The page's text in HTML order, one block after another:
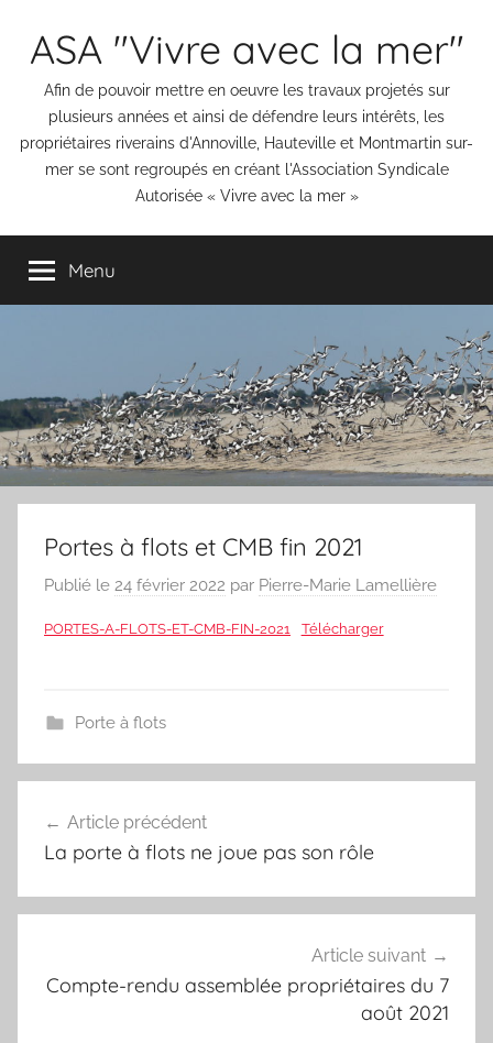
ASA "Vivre avec la mer"
Afin de pouvoir mettre en oeuvre les travaux projetés sur
plusieurs années et ainsi de défendre leurs intérêts, les
propriétaires riverains d'Annoville, Hauteville et Montmartin sur-
mer se sont regroupés en créant l'Association Syndicale
Autorisée « Vivre avec la mer »
Menu
Portes à flots et CMB fin 2021
Publié le 24 février 2022 par Pierre-Marie Lamellière
PORTES-A-FLOTS-ET-CMB-FIN-2021 Télécharger
Porte à flots
de
Article précédent
La porte à flots ne joue pas son rôle
Article suivant
Compte-rendu assemblée propriétaires du 7
août 2021